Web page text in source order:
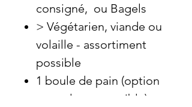
consigné, ou Bagels
> Végétarien, viande ou
volaille - assortiment
possible
1 boule de pain (option
sans gluten possible)